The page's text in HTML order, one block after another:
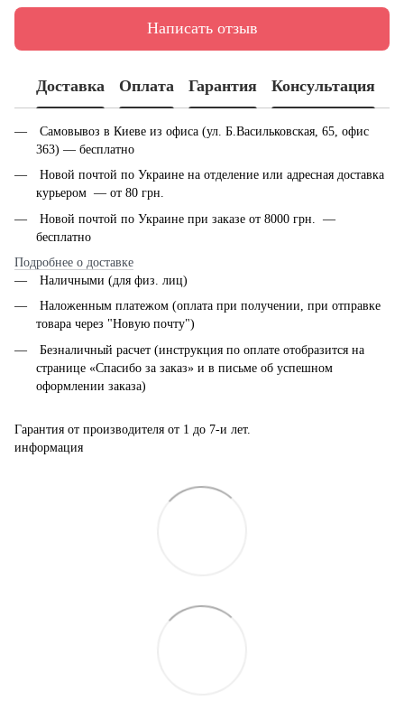
Написать отзыв
Доставка Оплата Гарантия Консультация
Самовывоз в Киеве из офиса (ул. Б.Васильковская, 65, офис
363) — бесплатно
Новой почтой по Украине на отделение или адресная доставка
курьером — от 80 грн.
Новой почтой по Украине при заказе от 8000 грн. —
бесплатно
Подробнее о доставке
Наличными (для физ. лиц)
Наложенным платежом (оплата при получении, при отправке
товара через "Новую почту")
Безналичный расчет (инструкция по оплате отобразится на
странице «Спасибо за заказ» и в письме об успешном
оформлении заказа)
Гарантия от производителя от 1 до 7-и лет.
информация